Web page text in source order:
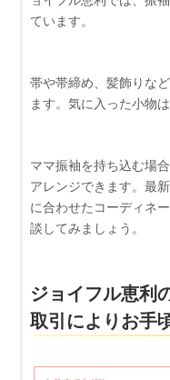
ています。
帯や帯締め、髪飾りなど
ます。気に入った小物
ママ振袖を持ち込む場
アレンジできます。最
に合わせたコーディネ
談してみましょう。
ジョイフル恵利
取引によりお手